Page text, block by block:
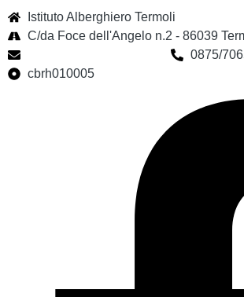
Istituto Alberghiero Termoli
C/da Foce dell'Angelo n.2 - 86039
0875/
cbrh010005